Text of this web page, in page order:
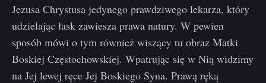
Jezusa Chrystusa jedynego prawdziwego lekarza, który
udzielając łask zawiesza prawa natury. W pewien
sposób mówi o tym również wiszący tu obraz Matki
Boskiej Częstochowskiej. Wpatrując się w Nią widzimy
na Jej lewej ręce Jej Boskiego Syna. Prawą ręką